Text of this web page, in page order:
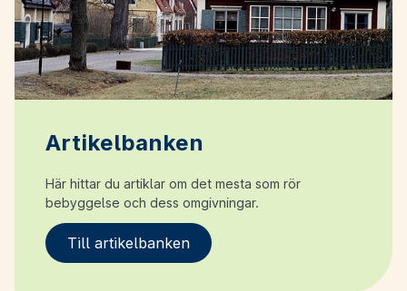
Artikelbanken
Här hittar du artiklar om det mesta som rör
bebyggelse och dess omgivningar.
Till artikelbanken